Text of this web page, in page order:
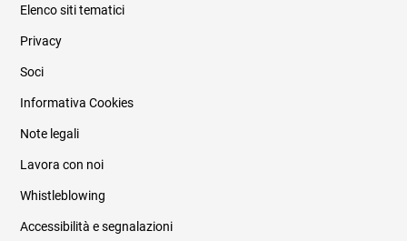
Elenco siti tematici
Privacy
Soci
Informativa Cookies
Note legali
Lavora con noi
Whistleblowing
Accessibilità e segnalazioni